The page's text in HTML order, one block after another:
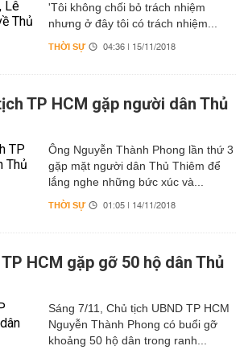
'Tôi không chối bỏ trách nhiệm
nhưng ở đây tôi có trách nhiệm...
THỜI SỰ 04:36 | 15/11/2018
TP HCM gặp người dân Thủ
Ông Nguyễn Thành Phong lần thứ 3
gặp mặt người dân Thủ Thiêm để
lắng nghe những bức xúc và...
THỜI SỰ 01:05 | 14/11/2018
HCM gặp gỡ 50 hộ dân Thủ
Sáng 7/11, Chủ tịch UBND TP HCM
Nguyễn Thành Phong có buổi gỡ
khoảng 50 hộ dân trong ranh...